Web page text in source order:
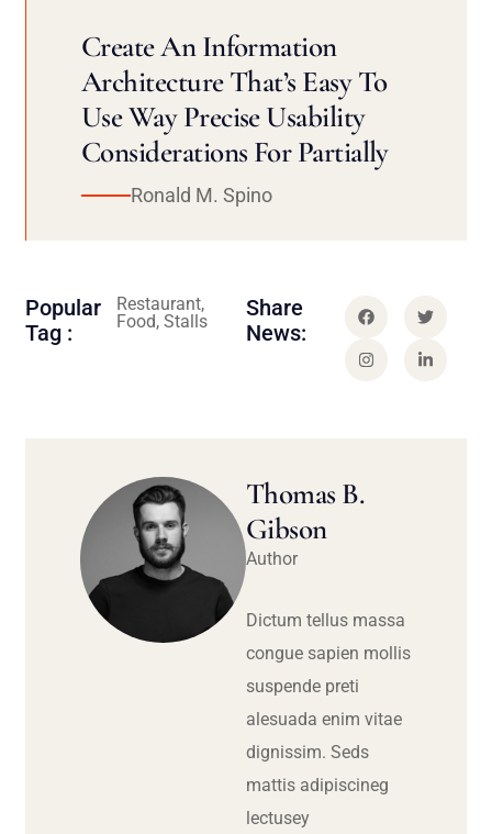
Create An Information
Architecture That’s Easy To
Use Way Precise Usability
Considerations For Partially
Ronald M. Spino
Popular
Tag :
Restaurant,
Food, Stalls
Share
News:
Thomas B.
Gibson
Author
Dictum tellus massa
congue sapien mollis
suspende preti
alesuada enim vitae
dignissim. Seds
mattis adipiscineg
lectusey